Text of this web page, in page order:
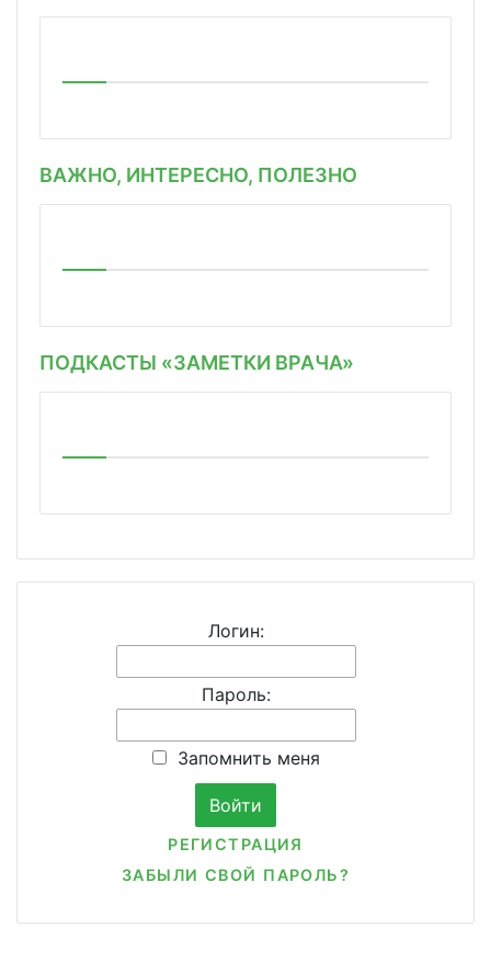
ВАЖНО, ИНТЕРЕСНО, ПОЛЕЗНО
ПОДКАСТЫ «ЗАМЕТКИ ВРАЧА»
Логин:
Пароль:
Запомнить меня
РЕГИСТРАЦИЯ
ЗАБЫЛИ СВОЙ ПАРОЛЬ?